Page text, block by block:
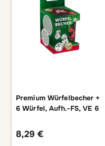
Premium Würfelbecher +
6 Würfel, Aufh.-FS, VE 6
8,29 €